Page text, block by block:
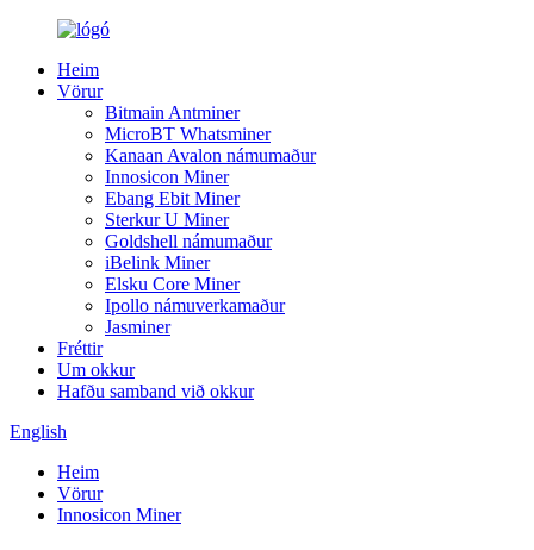
Heim
Vörur
Bitmain Antminer
MicroBT Whatsminer
Kanaan Avalon námumaður
Innosicon Miner
Ebang Ebit Miner
Sterkur U Miner
Goldshell námumaður
iBelink Miner
Elsku Core Miner
Ipollo námuverkamaður
Jasminer
Fréttir
Um okkur
Hafðu samband við okkur
English
Heim
Vörur
Innosicon Miner